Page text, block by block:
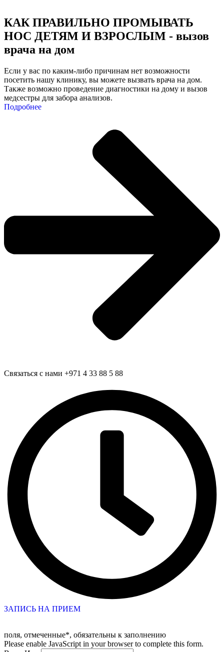
КАК ПРАВИЛЬНО ПРОМЫВАТЬ
НОС ДЕТЯМ И ВЗРОСЛЫМ - вызов
врача на дом
Eсли у вас по каким-либо причинам нет возможности
посетить нашу клинику, вы можете вызвать врача на дом.
Также возможно проведение диагностики на дому и вызов
медсестры для забора анализов.
Подробнее
Связаться с нами +971 4 33 88 5 88
ЗАПИСЬ НА ПРИЕМ
поля, отмеченные*, обязательны к заполнению
Please enable JavaScript in your browser to complete this form.